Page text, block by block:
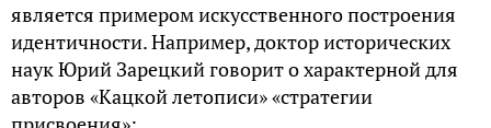
является примером искусственного построения
идентичности. Например, доктор исторических
наук Юрий Зарецкий говорит о характерной для
авторов «Кацкой летописи» «стратегии